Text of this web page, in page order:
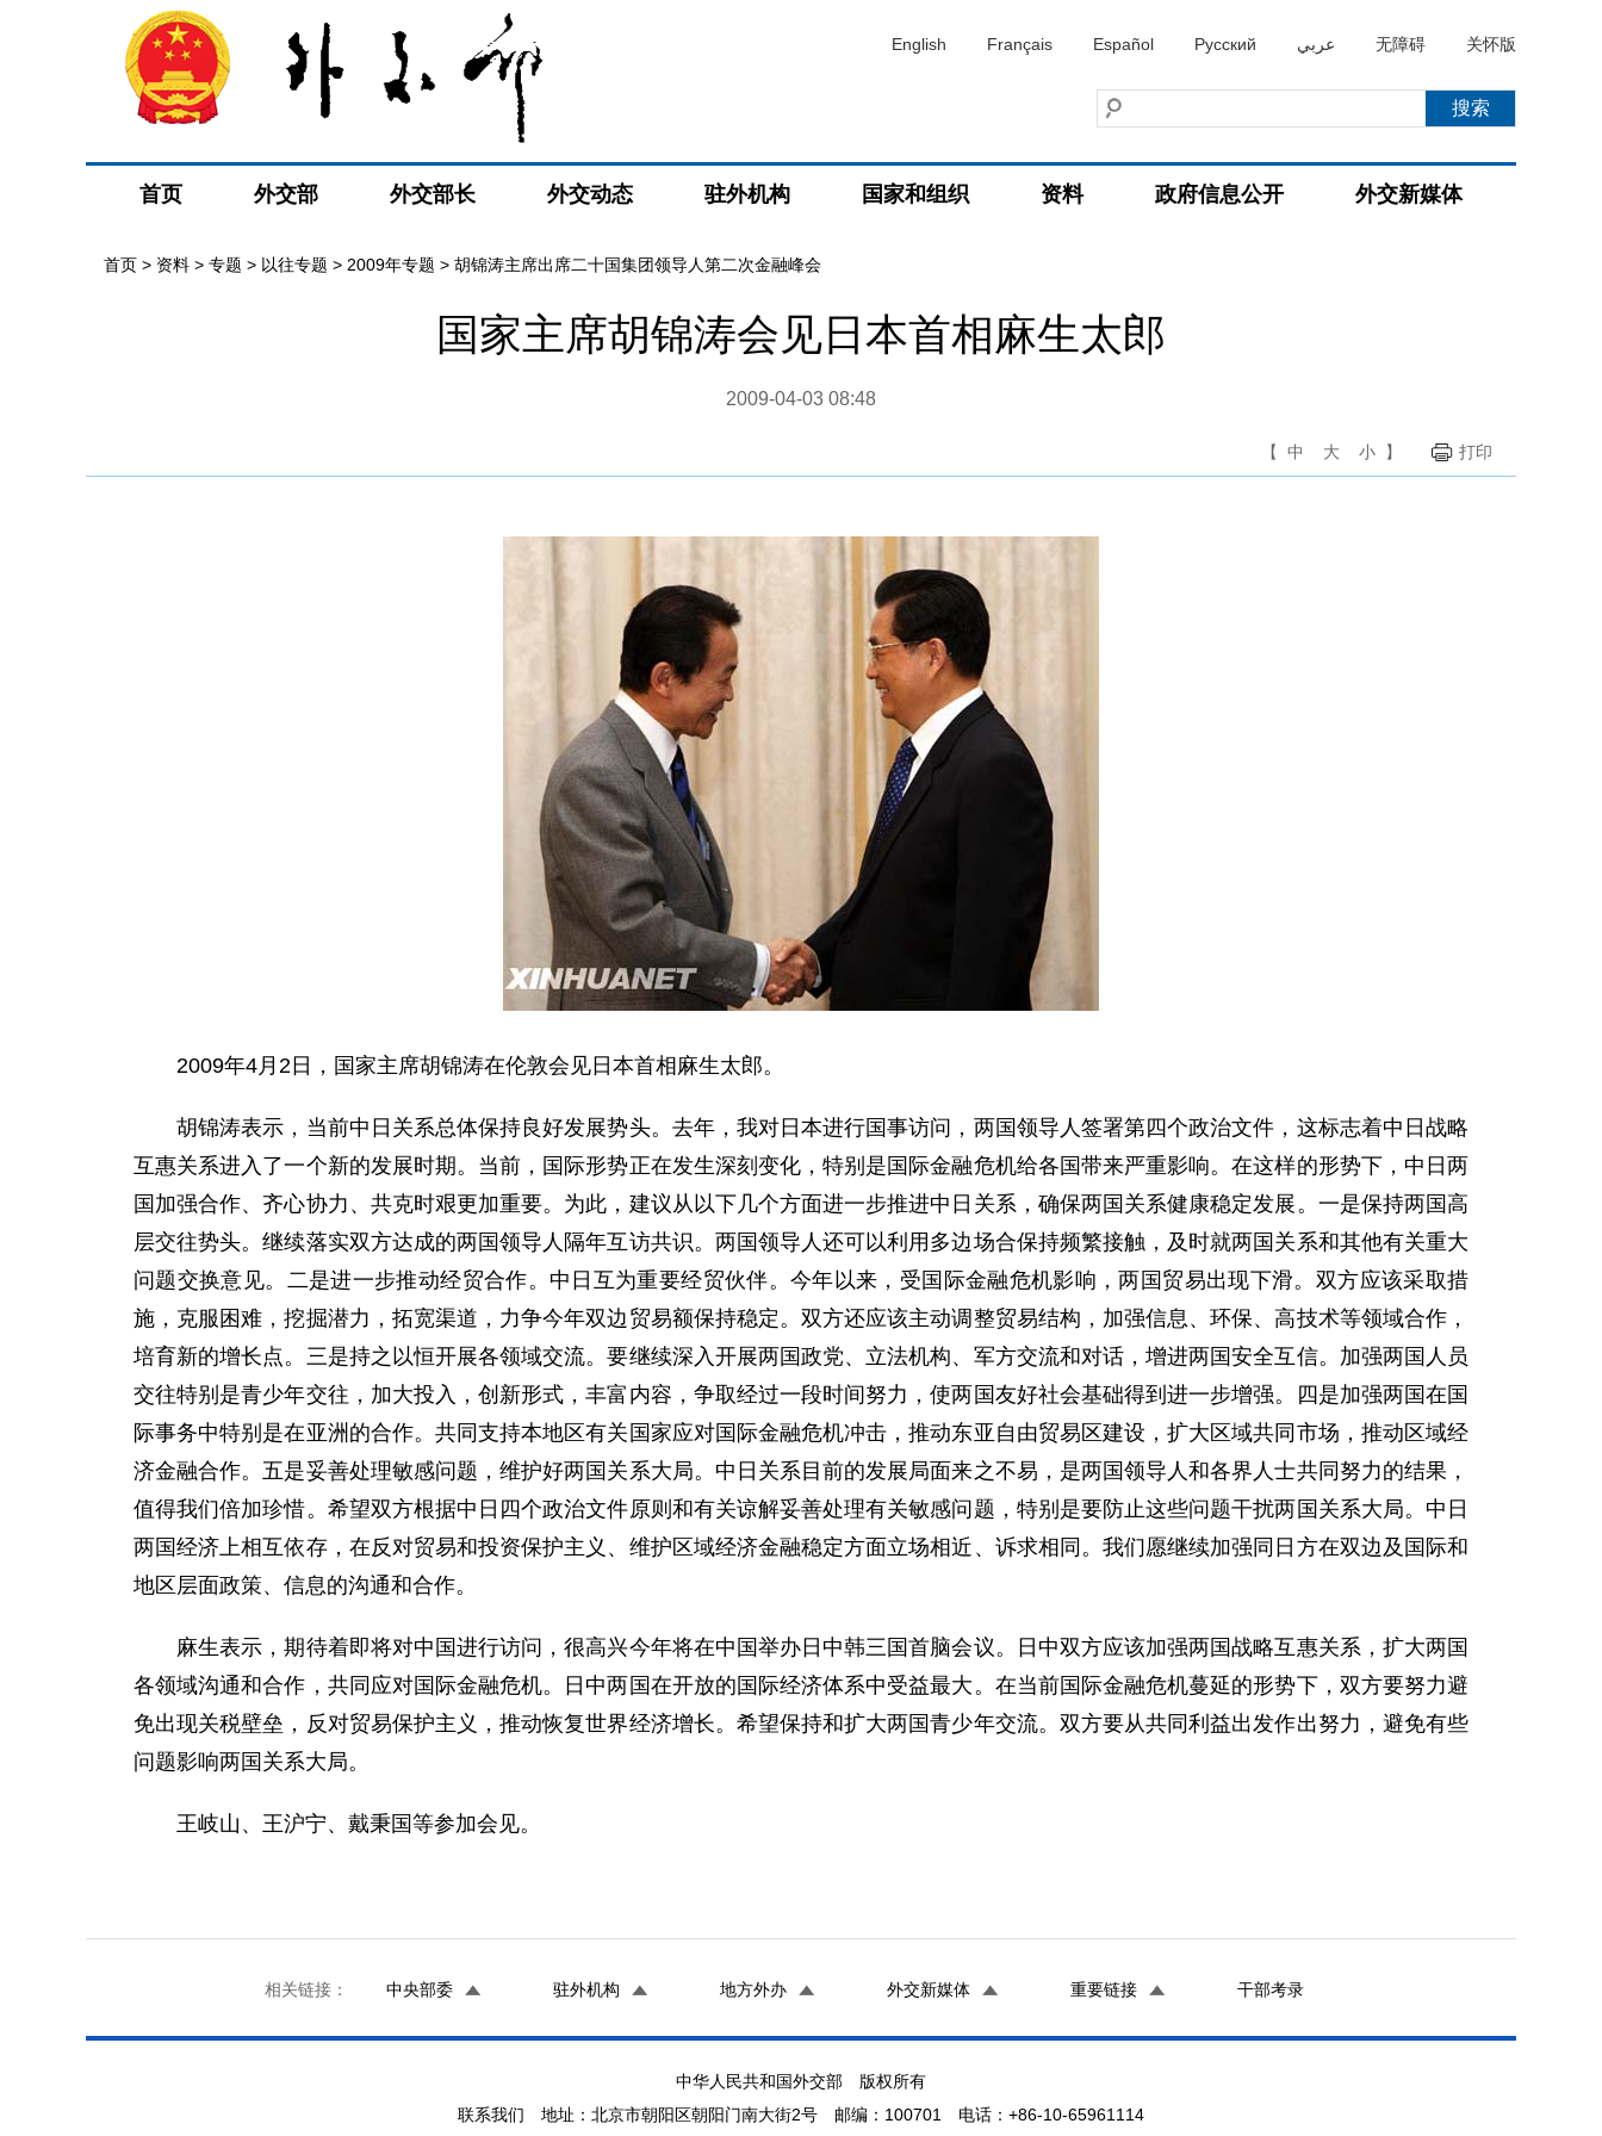
English Français Español Русский عربي 无障碍 关怀版
首页 外交部 外交部长 外交动态 驻外机构 国家和组织 资料 政府信息公开 外交新媒体
首页 > 资料 > 专题 > 以往专题 > 2009年专题 > 胡锦涛主席出席二十国集团领导人第二次金融峰会
国家主席胡锦涛会见日本首相麻生太郎
2009-04-03 08:48
【 中 大 小 】 打印
2009年4月2日，国家主席胡锦涛在伦敦会见日本首相麻生太郎。
胡锦涛表示，当前中日关系总体保持良好发展势头。去年，我对日本进行国事访问，两国领导人签署第四个政治文件，这标志着中日战略
互惠关系进入了一个新的发展时期。当前，国际形势正在发生深刻变化，特别是国际金融危机给各国带来严重影响。在这样的形势下，中日两
国加强合作、齐心协力、共克时艰更加重要。为此，建议从以下几个方面进一步推进中日关系，确保两国关系健康稳定发展。一是保持两国高
层交往势头。继续落实双方达成的两国领导人隔年互访共识。两国领导人还可以利用多边场合保持频繁接触，及时就两国关系和其他有关重大
问题交换意见。二是进一步推动经贸合作。中日互为重要经贸伙伴。今年以来，受国际金融危机影响，两国贸易出现下滑。双方应该采取措
施，克服困难，挖掘潜力，拓宽渠道，力争今年双边贸易额保持稳定。双方还应该主动调整贸易结构，加强信息、环保、高技术等领域合作，
培育新的增长点。三是持之以恒开展各领域交流。要继续深入开展两国政党、立法机构、军方交流和对话，增进两国安全互信。加强两国人员
交往特别是青少年交往，加大投入，创新形式，丰富内容，争取经过一段时间努力，使两国友好社会基础得到进一步增强。四是加强两国在国
际事务中特别是在亚洲的合作。共同支持本地区有关国家应对国际金融危机冲击，推动东亚自由贸易区建设，扩大区域共同市场，推动区域经
济金融合作。五是妥善处理敏感问题，维护好两国关系大局。中日关系目前的发展局面来之不易，是两国领导人和各界人士共同努力的结果，
值得我们倍加珍惜。希望双方根据中日四个政治文件原则和有关谅解妥善处理有关敏感问题，特别是要防止这些问题干扰两国关系大局。中日
两国经济上相互依存，在反对贸易和投资保护主义、维护区域经济金融稳定方面立场相近、诉求相同。我们愿继续加强同日方在双边及国际和
地区层面政策、信息的沟通和合作。
麻生表示，期待着即将对中国进行访问，很高兴今年将在中国举办日中韩三国首脑会议。日中双方应该加强两国战略互惠关系，扩大两国
各领域沟通和合作，共同应对国际金融危机。日中两国在开放的国际经济体系中受益最大。在当前国际金融危机蔓延的形势下，双方要努力避
免出现关税壁垒，反对贸易保护主义，推动恢复世界经济增长。希望保持和扩大两国青少年交流。双方要从共同利益出发作出努力，避免有些
问题影响两国关系大局。
王岐山、王沪宁、戴秉国等参加会见。
相关链接： 中央部委 驻外机构 地方外办 外交新媒体 重要链接 干部考录
中华人民共和国外交部 版权所有
联系我们 地址：北京市朝阳区朝阳门南大街2号 邮编：100701 电话：+86-10-65961114